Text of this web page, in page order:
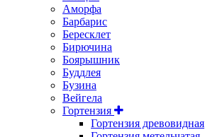
Аморфа
Барбарис
Бересклет
Бирючина
Боярышник
Буддлея
Бузина
Вейгела
Гортензия
Гортензия древовидная